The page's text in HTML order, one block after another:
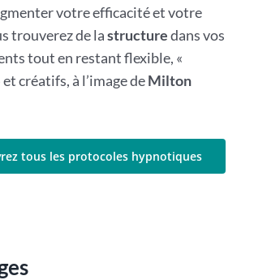
votre efficacité et votre
trouverez de lastructuredans vos
tout en restant flexible, «
créatifs, à l’image deMilton
tous les protocoles hypnotiques